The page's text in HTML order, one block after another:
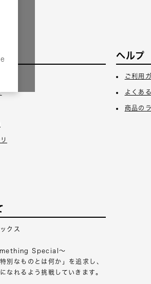
ヘルプ
ご利用
よくあ
商品の
クス
Special～
別なものとは何か」を追求し、
なれるよう挑戦していきます。